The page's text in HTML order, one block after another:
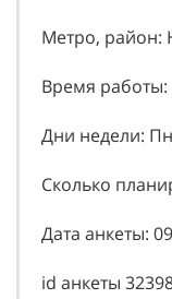
Метро, район:
Время работы:
Дни недели:
Сколько
Дата анкеты:
id анкеты